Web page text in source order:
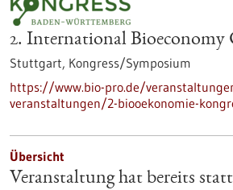
2. International Bioeconomy
Stuttgart, Kongress/Symposium
https://www.bio-pro.de/
veranstaltungen/2-biooekonomie-
Übersicht
Veranstaltung hat bereits